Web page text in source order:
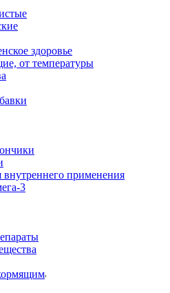
здоровье
от температуры
применения
3